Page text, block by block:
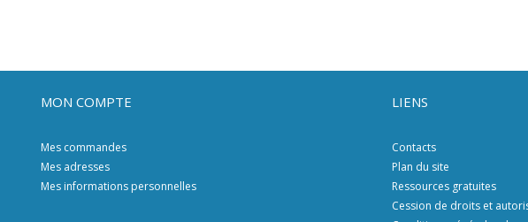
MON COMPTE
Mes commandes
Mes adresses
Mes informations personnelles
LIENS
Contacts
Plan du site
Ressources gratuites
Cession de droits et